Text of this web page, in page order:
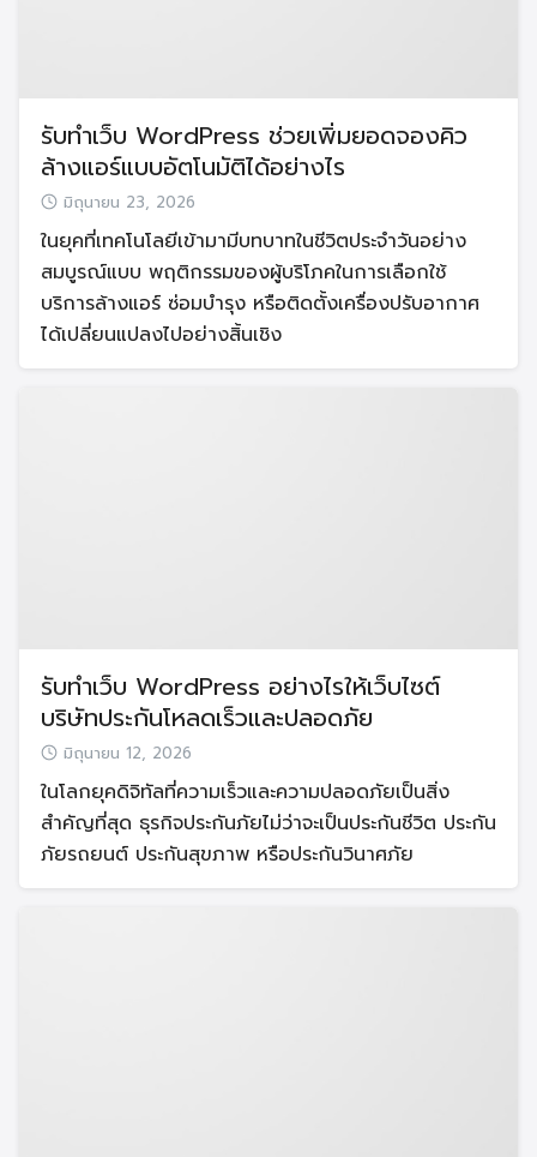
รับทำเว็บ WordPress ช่วยเพิ่มยอดจองคิว
ล้างแอร์แบบอัตโนมัติได้อย่างไร
มิถุนายน 23, 2026
ในยุคที่เทคโนโลยีเข้ามามีบทบาทในชีวิตประจำวันอย่าง
สมบูรณ์แบบ พฤติกรรมของผู้บริโภคในการเลือกใช้
บริการล้างแอร์ ซ่อมบำรุง หรือติดตั้งเครื่องปรับอากาศ
ได้เปลี่ยนแปลงไปอย่างสิ้นเชิง
รับทำเว็บ WordPress อย่างไรให้เว็บไซต์
บริษัทประกันโหลดเร็วและปลอดภัย
มิถุนายน 12, 2026
ในโลกยุคดิจิทัลที่ความเร็วและความปลอดภัยเป็นสิ่ง
สำคัญที่สุด ธุรกิจประกันภัยไม่ว่าจะเป็นประกันชีวิต ประกัน
ภัยรถยนต์ ประกันสุขภาพ หรือประกันวินาศภัย